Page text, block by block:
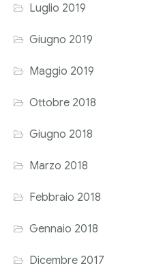
Luglio 2019
Giugno 2019
Maggio 2019
Ottobre 2018
Giugno 2018
Marzo 2018
Febbraio 2018
Gennaio 2018
Dicembre 2017